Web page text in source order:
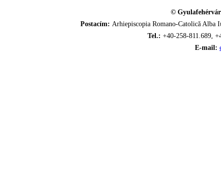
©
Postacím: Arhiepiscopia Romano-Catolică
Tel.: +40-258-811.689,
E-mail: